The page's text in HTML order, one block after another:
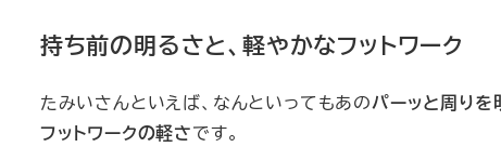
持ち前の明るさと、軽やかなフットワーク
たみいさんといえば、なんといってもあのパーッと周り
フットワークの軽さです。